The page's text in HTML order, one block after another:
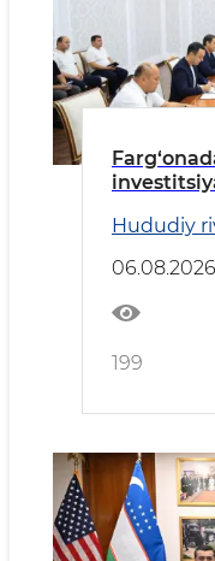
tushiriladi
Hududiy
06.08.2026
199